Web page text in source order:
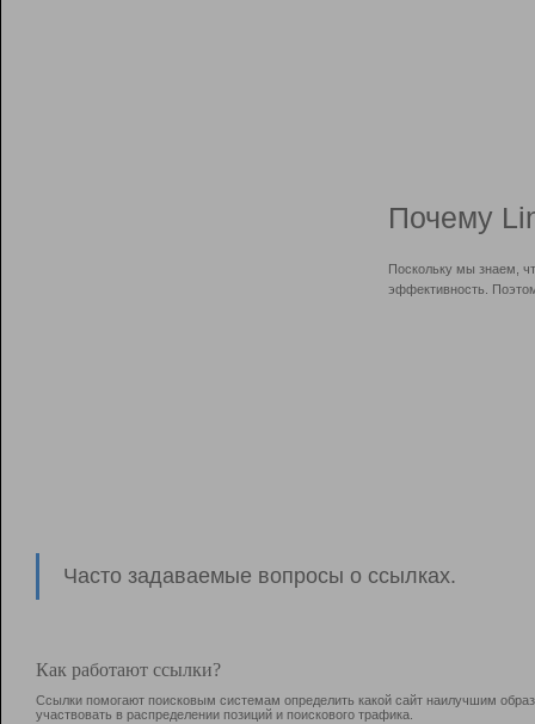
Почему
Поскольку мы знаем,
эффективность.
Часто задаваемые вопросы о ссылках.
Как работают ссылки?
Ссылки помогают поисковым системам определить какой сайт наилучшим
участвовать в раcпределении позиций и поискового трафика.